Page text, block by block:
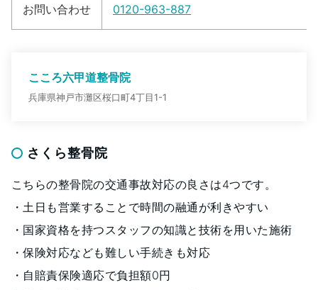
お問い合わせ 0120-963-887
こころ六甲道整骨院
兵庫県神戸市灘区桜口町4丁目1-1
さくら整骨院
こちらの整骨院の交通事故対応の良さは4つです。
・土日も営業することで時間の融通が利きやすい
・国家資格を持つスタッフの知識と技術を用いた施術
・保険対応なども難しい手続きも対応
・自賠責保険適応で負担額0円